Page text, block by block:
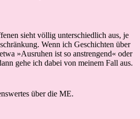
sieht völlig unterschiedlich aus, je
Wenn ich Geschichten über
»Ausruhen ist so anstrengend« oder
gehe ich dabei von meinem Fall aus.
über die ME.